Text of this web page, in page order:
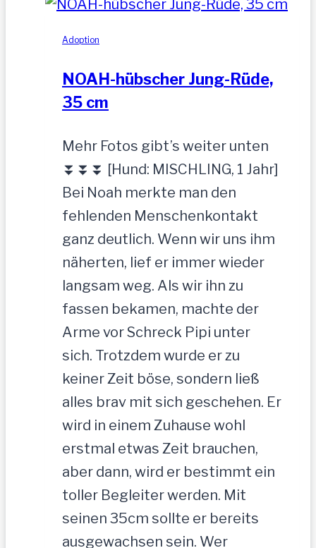
gesucht
Adoption
NOAH-hübscher Jung-Rüde,
35 cm
Mehr Fotos gibt’s weiter unten
⏬⏬⏬ [Hund: MISCHLING, 1 Jahr]
Bei Noah merkte man den
fehlenden Menschenkontakt
ganz deutlich. Wenn wir uns ihm
näherten, lief er immer wieder
langsam weg. Als wir ihn zu
fassen bekamen, machte der
Arme vor Schreck Pipi unter
sich. Trotzdem wurde er zu
keiner Zeit böse, sondern ließ
alles brav mit sich geschehen. Er
wird in einem Zuhause wohl
erstmal etwas Zeit brauchen,
aber dann, wird er bestimmt ein
toller Begleiter werden. Mit
seinen 35cm sollte er bereits
ausgewachsen sein. Wer